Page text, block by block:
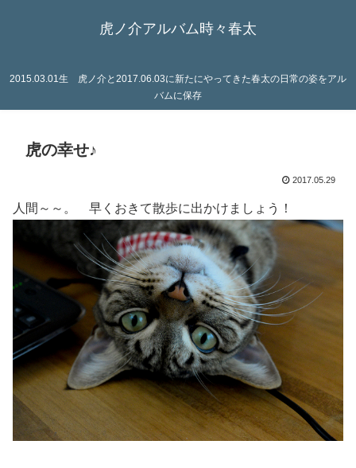
虎ノ介アルバム時々春太
2015.03.01生 虎ノ介と2017.06.03に新たにやってきた春太の日常の姿をアル
バムに保存
虎の幸せ♪
2017.05.29
人間～～。 早くおきて散歩に出かけましょう！